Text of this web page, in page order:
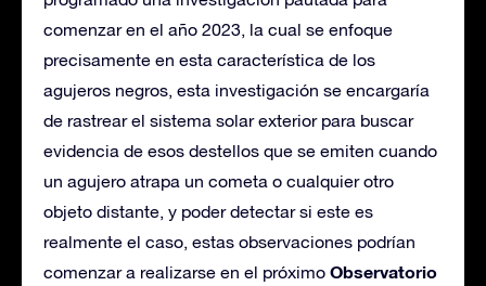
comenzar en el año 2023, la cual se enfoque
precisamente en esta característica de los
agujeros negros, esta investigación se encargaría
de rastrear el sistema solar exterior para buscar
evidencia de esos destellos que se emiten cuando
un agujero atrapa un cometa o cualquier otro
objeto distante, y poder detectar si este es
realmente el caso, estas observaciones podrían
comenzar a realizarse en el próximo Observatorio